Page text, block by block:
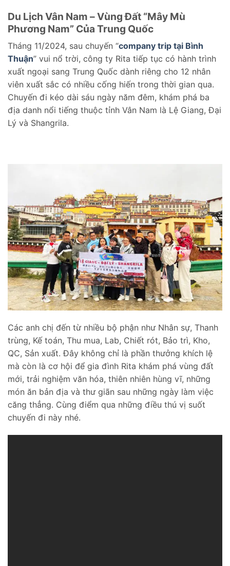
Du Lịch Vân Nam – Vùng Đất “Mây Mù
Phương Nam” Của Trung Quốc
Tháng 11/2024, sau chuyến “company trip tại Bình
Thuận” vui nổ trời, công ty Rita tiếp tục có hành trình
xuất ngoại sang Trung Quốc dành riêng cho 12 nhân
viên xuất sắc có nhiều cống hiến trong thời gian qua.
Chuyến đi kéo dài sáu ngày năm đêm, khám phá ba
địa danh nổi tiếng thuộc tỉnh Vân Nam là Lệ Giang, Đại
Lý và Shangrila.
Các anh chị đến từ nhiều bộ phận như Nhân sự, Thanh
trùng, Kế toán, Thu mua, Lab, Chiết rót, Bảo trì, Kho,
QC, Sản xuất. Đây không chỉ là phần thưởng khích lệ
mà còn là cơ hội để gia đình Rita khám phá vùng đất
mới, trải nghiệm văn hóa, thiên nhiên hùng vĩ, những
món ăn bản địa và thư giãn sau những ngày làm việc
căng thẳng. Cùng điểm qua những điều thú vị suốt
chuyến đi này nhé.